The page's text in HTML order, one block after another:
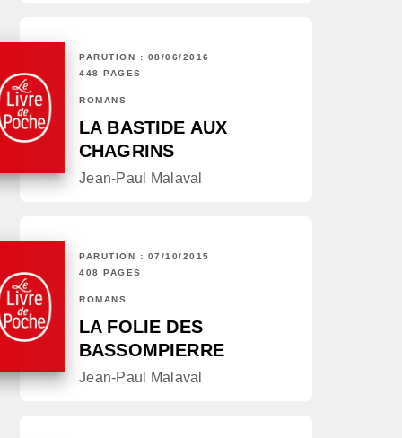
PARUTION : 08/06/2016
448 PAGES
ROMANS
LA BASTIDE AUX
CHAGRINS
Jean-Paul Malaval
PARUTION : 07/10/2015
408 PAGES
ROMANS
LA FOLIE DES
BASSOMPIERRE
Jean-Paul Malaval